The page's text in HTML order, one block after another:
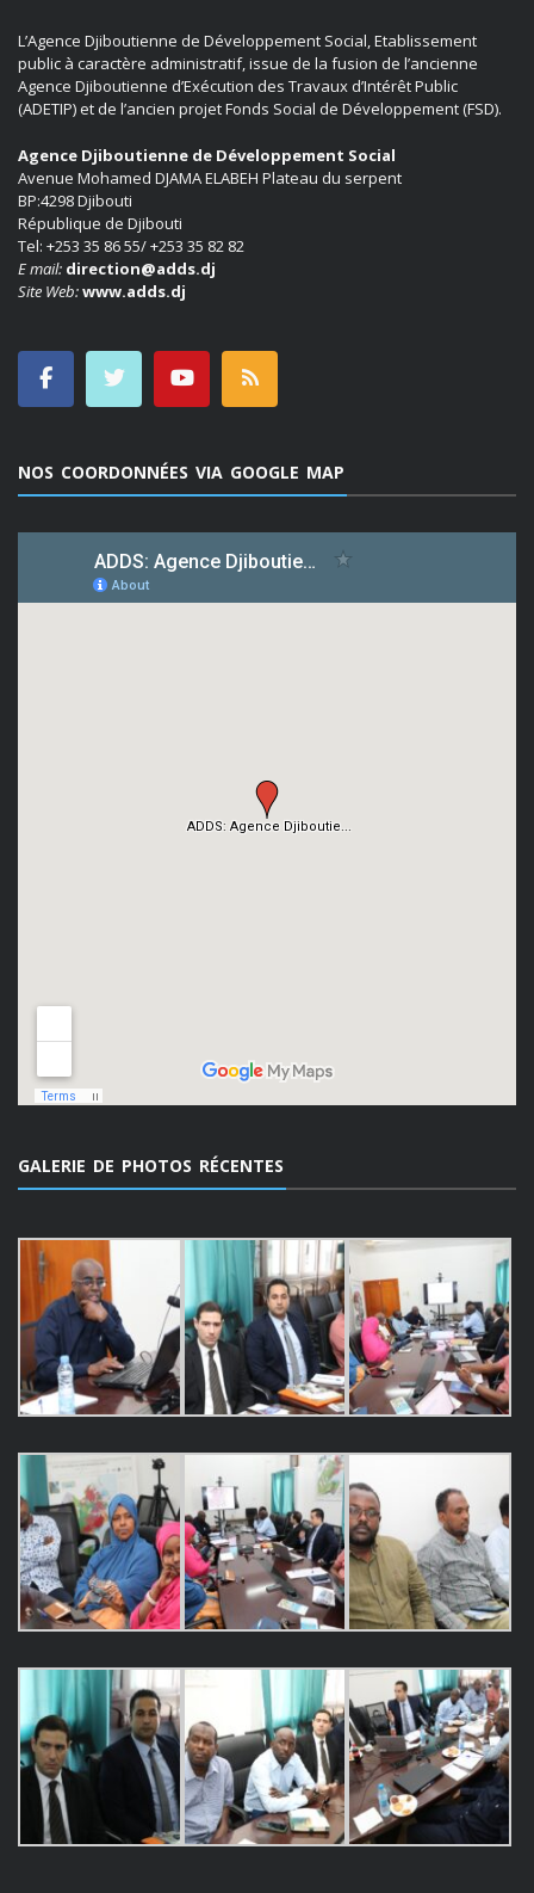
L’Agence Djiboutienne de Développement Social, Etablissement
public à caractère administratif, issue de la fusion de l’ancienne
Agence Djiboutienne d’Exécution des Travaux d’Intérêt Public
(ADETIP) et de l’ancien projet Fonds Social de Développement (FSD).
Agence Djiboutienne de Développement Social
Avenue Mohamed DJAMA ELABEH Plateau du serpent
BP:4298 Djibouti
République de Djibouti
Tel: +253 35 86 55/ +253 35 82 82
E mail: direction@adds.dj
Site Web:www.adds.dj
NOS COORDONNÉES VIA GOOGLE MAP
GALERIE DE PHOTOS RÉCENTES